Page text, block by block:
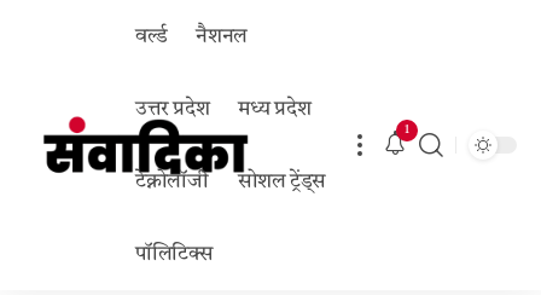
वर्ल्ड नैशनल
उत्तर प्रदेश मध्य प्रदेश
टेक्नोलॉजी सोशल ट्रेंड्स
पॉलिटिक्स
1